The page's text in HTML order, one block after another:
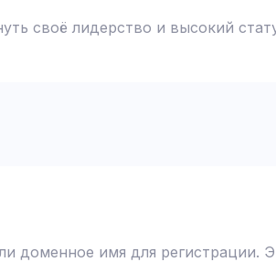
своё лидерство и высокий
доменное имя для регистрации.